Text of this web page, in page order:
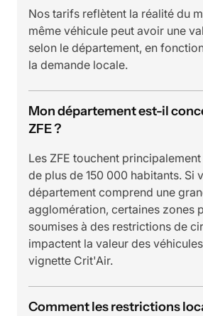
Nos tarifs reflètent la réalité du
même véhicule peut avoir une
selon le département, en
la demande locale.
Mon département est-il
ZFE ?
Les ZFE touchent
de plus de 150 000 habitants. Si
département comprend une
agglomération, certaines zones
soumises à des restrictions de
impactent la valeur des
vignette Crit'Air.
Comment les restrictions